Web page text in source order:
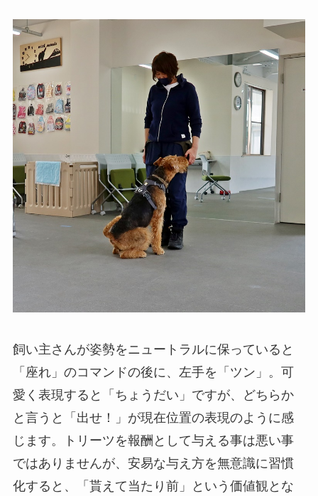
飼い主さんが姿勢をニュートラルに保っていると
「座れ」のコマンドの後に、左手を「ツン」。可
愛く表現すると「ちょうだい」ですが、どちらか
と言うと「出せ！」が現在位置の表現のように感
じます。トリーツを報酬として与える事は悪い事
ではありませんが、安易な与え方を無意識に習慣
化すると、「貰えて当たり前」という価値観とな